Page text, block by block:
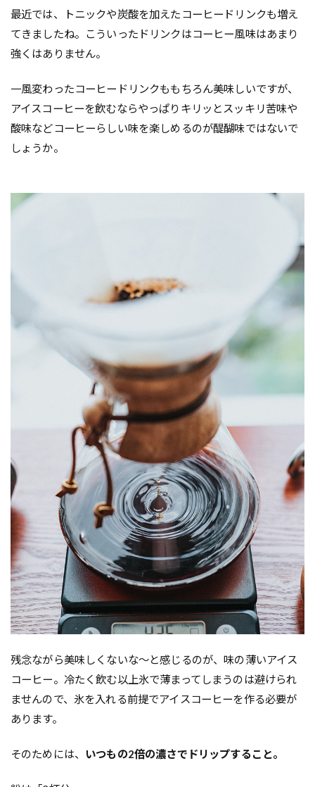
最近では、トニックや炭酸を加えたコーヒードリンクも増え
てきましたね。こういったドリンクはコーヒー風味はあまり
強くはありません。
一風変わったコーヒードリンクももちろん美味しいですが、
アイスコーヒーを飲むならやっぱりキリッとスッキリ苦味や
酸味などコーヒーらしい味を楽しめるのが醍醐味ではないで
しょうか。
残念ながら美味しくないな～と感じるのが、味の薄いアイス
コーヒー。冷たく飲む以上氷で薄まってしまうのは避けられ
ませんので、氷を入れる前提でアイスコーヒーを作る必要が
あります。
そのためには、 いつもの2倍の濃さでドリップすること。